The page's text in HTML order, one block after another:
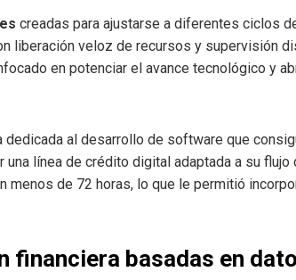
creadas para ajustarse a diferentes ciclos
liberación veloz de recursos y supervisión
en potenciar el avance tecnológico y
al desarrollo de software que
línea de crédito digital adaptada a su
menos de 72 horas, lo que le permitió
financiera basadas en